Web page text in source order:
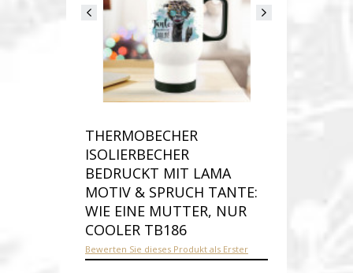
THERMOBECHER
ISOLIERBECHER
BEDRUCKT MIT LAMA
MOTIV & SPRUCH TANTE:
WIE EINE MUTTER, NUR
COOLER TB186
Bewerten Sie dieses Produkt als Erster